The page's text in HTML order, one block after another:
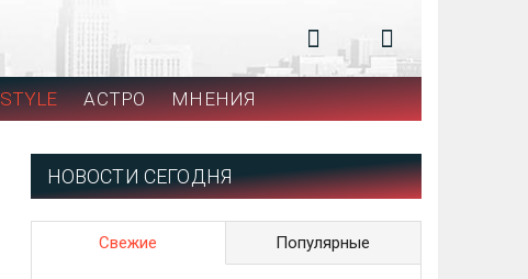
АСТРО МНЕНИЯ
НОВОСТИ СЕГОДНЯ
Свежие Популярные